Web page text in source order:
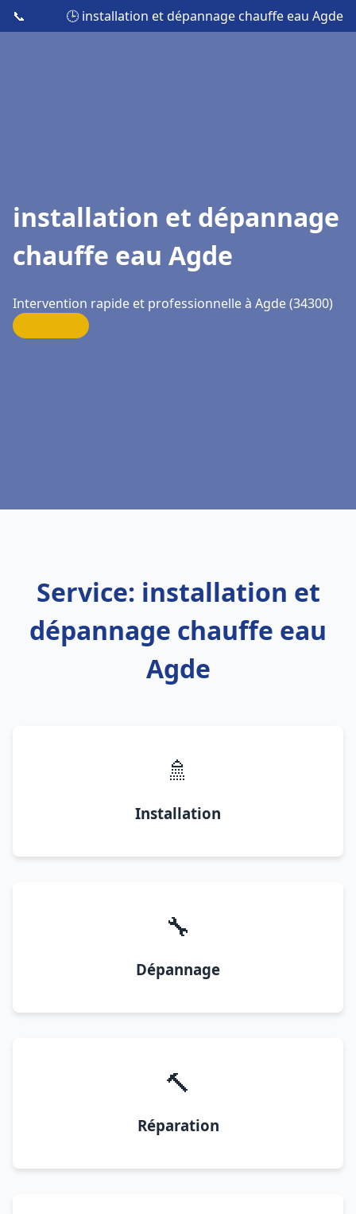
📞 🕒 installation et dépannage chauffe eau Agde
installation et dépannage
chauffe eau Agde
Intervention rapide et professionnelle à Agde (34300)
Service: installation et
dépannage chauffe eau
Agde
🚿
Installation
🔧
Dépannage
🔨
Réparation